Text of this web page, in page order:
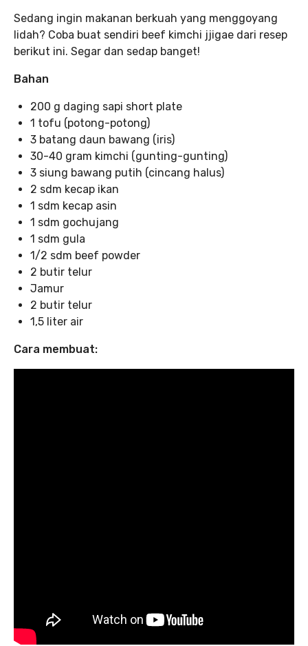
Sedang ingin makanan berkuah yang menggoyang
lidah? Coba buat sendiri beef kimchi jjigae dari resep
berikut ini. Segar dan sedap banget!
Bahan
200 g daging sapi short plate
1 tofu (potong-potong)
3 batang daun bawang (iris)
30-40 gram kimchi (gunting-gunting)
3 siung bawang putih (cincang halus)
2 sdm kecap ikan
1 sdm kecap asin
1 sdm gochujang
1 sdm gula
1/2 sdm beef powder
2 butir telur
Jamur
2 butir telur
1,5 liter air
Cara membuat: